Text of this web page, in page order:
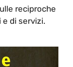
reciproche
di servizi.